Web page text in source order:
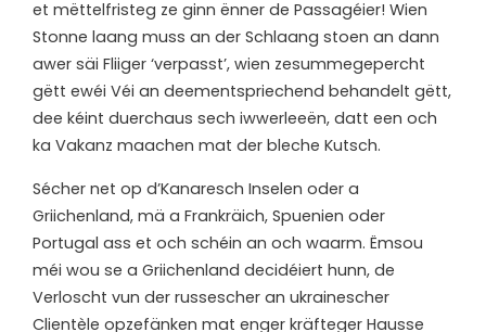
et mëttelfristeg ze ginn ënner de Passagéier! Wien
Stonne laang muss an der Schlaang stoen an dann
awer säi Fliiger ‘verpasst’, wien zesummegepercht
gëtt ewéi Véi an deementspriechend behandelt gëtt,
dee kéint duerchaus sech iwwerleeën, datt een och
ka Vakanz maachen mat der bleche Kutsch.
Sécher net op d’Kanaresch Inselen oder a
Griichenland, mä a Frankräich, Spuenien oder
Portugal ass et och schéin an och waarm. Ëmsou
méi wou se a Griichenland decidéiert hunn, de
Verloscht vun der russescher an ukrainescher
Clientèle opzefänken mat enger kräfteger Hausse